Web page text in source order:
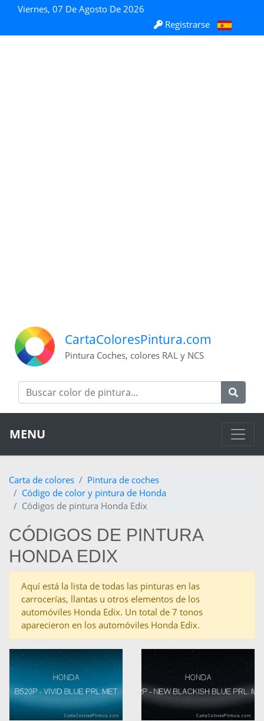
Viernes, 07 De Agosto De 2026
Registrarse
CartaColoresPintura.com
Pintura Coches, colores RAL y NCS
MENU
Carta de colores
Pintura de coches
Código de color y pintura de Honda
Códigos de pintura Honda Edix
CÓDIGOS DE PINTURA
HONDA EDIX
Aquí está la lista de todas las pinturas en las
carrocerías, llantas u otros elementos de los
automóviles Honda Edix. Un total de 7 tonos
aparecieron en los automóviles Honda Edix.